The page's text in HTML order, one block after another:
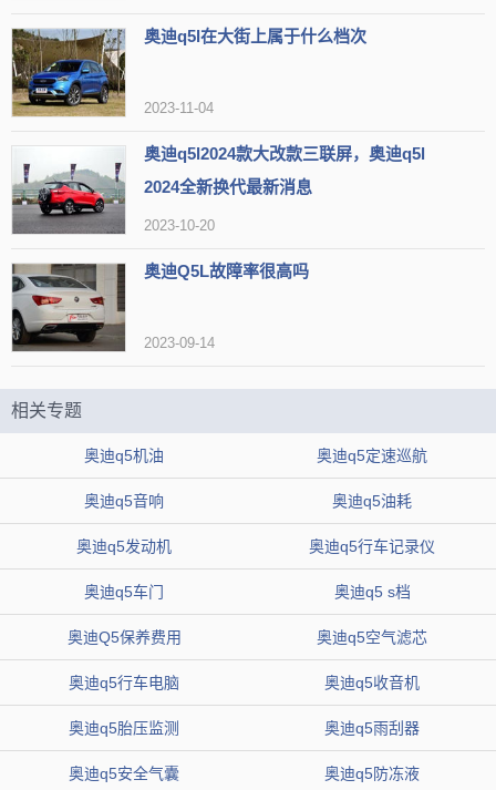
时，检查车辆是否受潮或曾被淹水，以避免后续维修困扰。
9、在购买之前，坚持进行试驾，熟悉车辆的驾驶感受、操控性能
和安全系统的运作情况。这有助于您做出更明智的购买决策。
10、在办理交接时，仔细检查车辆合同、车辆登记证书及其他必
要手续。最好有专业人士陪同，确保交易过程顺利进行。
奥迪q5l在大街上属于什么档次
2023-11-04
奥迪q5l2024款大改款三联屏，奥迪q5l
2024全新换代最新消息
2023-10-20
奥迪Q5L故障率很高吗
2023-09-14
相关专题
奥迪q5机油 奥迪q5定速巡航
奥迪q5音响 奥迪q5油耗
奥迪q5发动机 奥迪q5行车记录仪
奥迪q5车门 奥迪q5 s档
奥迪Q5保养费用 奥迪q5空气滤芯
奥迪q5行车电脑 奥迪q5收音机
奥迪q5胎压监测 奥迪q5雨刮器
奥迪q5安全气囊 奥迪q5防冻液